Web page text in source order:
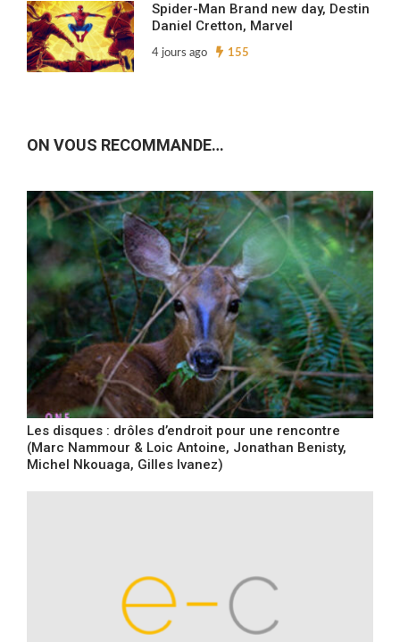
Spider-Man Brand new day, Destin
Daniel Cretton, Marvel
4 jours ago 155
ON VOUS RECOMMANDE…
Les disques : drôles d’endroit pour une rencontre
(Marc Nammour & Loic Antoine, Jonathan Benisty,
Michel Nkouaga, Gilles Ivanez)